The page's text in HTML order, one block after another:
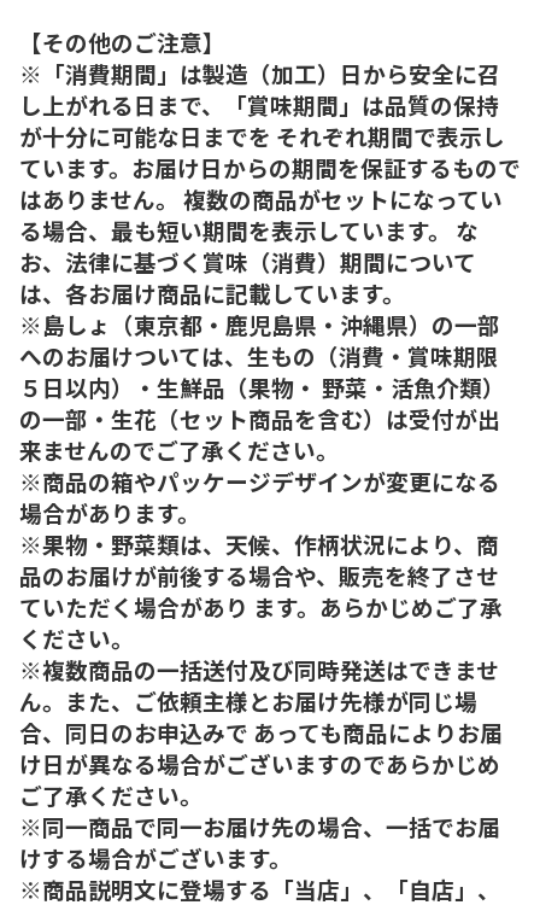
【その他のご注意】
※「消費期間」は製造（加工）日から安全に召
し上がれる日まで、「賞味期間」は品質の保持
が十分に可能な日までを それぞれ期間で表示し
ています。お届け日からの期間を保証するもので
はありません。 複数の商品がセットになってい
る場合、最も短い期間を表示しています。 な
お、法律に基づく賞味（消費）期間について
は、各お届け商品に記載しています。
※島しょ（東京都・鹿児島県・沖縄県）の一部
へのお届けついては、生もの（消費・賞味期限
５日以内）・生鮮品（果物・ 野菜・活魚介類）
の一部・生花（セット商品を含む）は受付が出
来ませんのでご了承ください。
※商品の箱やパッケージデザインが変更になる
場合があります。
※果物・野菜類は、天候、作柄状況により、商
品のお届けが前後する場合や、販売を終了させ
ていただく場合があり ます。あらかじめご了承
ください。
※複数商品の一括送付及び同時発送はできませ
ん。また、ご依頼主様とお届け先様が同じ場
合、同日のお申込みで あっても商品によりお届
け日が異なる場合がございますのであらかじめ
ご了承ください。
※同一商品で同一お届け先の場合、一括でお届
けする場合がございます。
※商品説明文に登場する「当店」、「自店」、